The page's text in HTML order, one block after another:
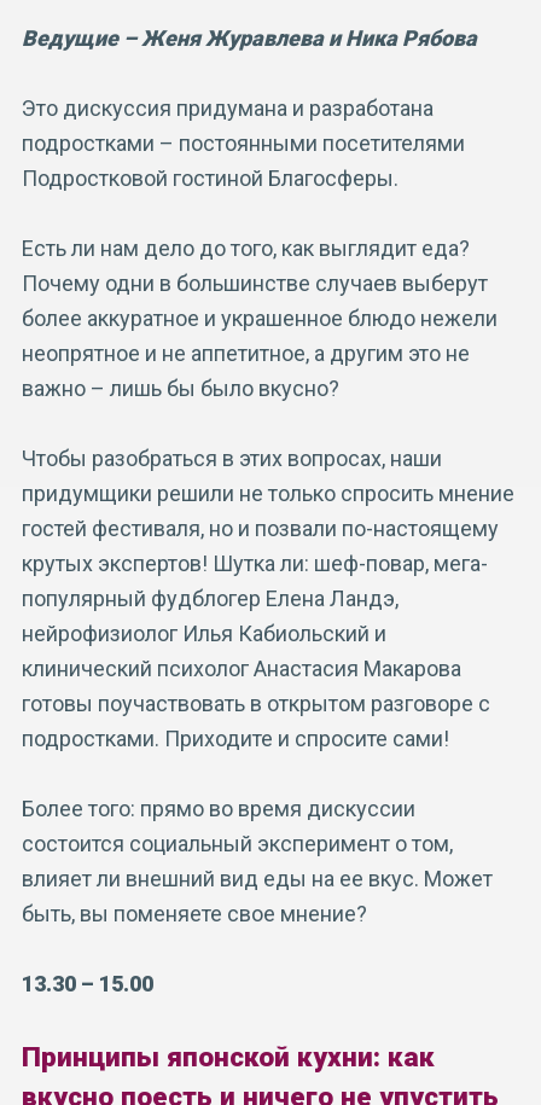
Ведущие – Женя Журавлева и Ника Рябова
Это дискуссия придумана и разработана
подростками – постоянными посетителями
Подростковой гостиной Благосферы.
Есть ли нам дело до того, как выглядит еда?
Почему одни в большинстве случаев выберут
более аккуратное и украшенное блюдо нежели
неопрятное и не аппетитное, а другим это не
важно – лишь бы было вкусно?
Чтобы разобраться в этих вопросах, наши
придумщики решили не только спросить мнение
гостей фестиваля, но и позвали по-настоящему
крутых экспертов! Шутка ли: шеф-повар, мега-
популярный фудблогер Елена Ландэ,
нейрофизиолог Илья Кабиольский и
клинический психолог Анастасия Макарова
готовы поучаствовать в открытом разговоре с
подростками. Приходите и спросите сами!
Более того: прямо во время дискуссии
состоится социальный эксперимент о том,
влияет ли внешний вид еды на ее вкус. Может
быть, вы поменяете свое мнение?
13.30 – 15.00
Принципы японской кухни: как
вкусно поесть и ничего не упустить